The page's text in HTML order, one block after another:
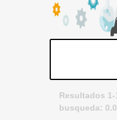
Resultados
busqueda: